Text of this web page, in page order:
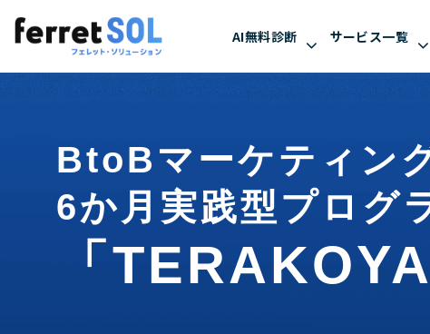
AI無料診断 サービス一覧
BtoBマーケティン
6か月実践型プログ
「TERAKOYA